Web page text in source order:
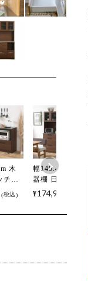
木
チン
日
ンレ
欧 ナ
税込
幅140.4cm 食
器棚 日本製 木
目調 ガラス扉
ード キッチン
¥174,900